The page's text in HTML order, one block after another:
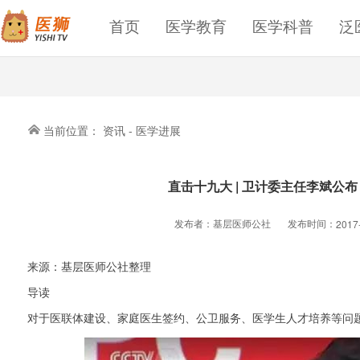
首页 医学教育 医学科普 泛
当前位置： 资讯 - 医学进展
直击十九大 | 卫计委主任李斌公
发布者： 基层医师公社 发布时间：
来源：基层医师公社整理
导读
对于医联体建设、家庭医生签约、公卫服务、医学生人才培养等